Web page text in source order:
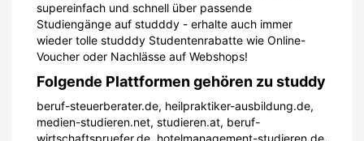
supereinfach und schnell über passende
Studiengänge auf studddy - erhalte auch immer
wieder tolle studddy Studentenrabatte wie Online-
Voucher oder Nachlässe auf Webshops!
Folgende Plattformen gehören zu studdy
beruf-steuerberater.de, heilpraktiker-ausbildung.de,
medien-studieren.net, studieren.at, beruf-
wirtschaftspruefer.de, hotelmanagement-studieren.de,